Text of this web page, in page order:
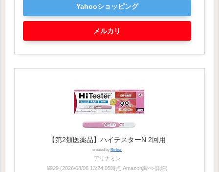
Yahooショッピング
メルカリ
【第2類医薬品】ハイテスターN 2回用
created by Rinker
アリナミン
¥929 (2026/08/06 13:24:05時点 Amazon調べ-詳細)